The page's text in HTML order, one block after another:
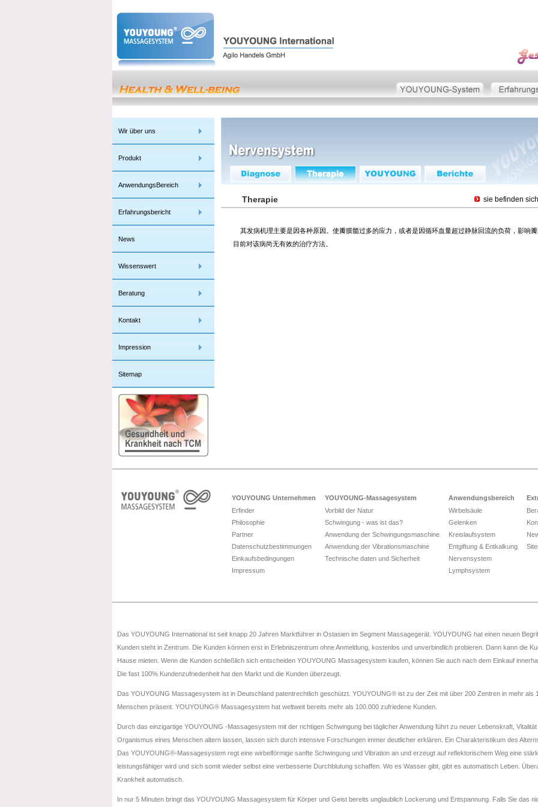
Wir über uns
Produkt
AnwendungsBereich
Erfahrungsbericht
News
Wissenswert
Beratung
Kontakt
Impression
Sitemap
sie befinden sich
Therapie
其发病机理主要是因各种原因。使瓣膜髓过多的应力，或者是因循环血量超过静脉回流的负荷，影响
目前对该病尚无有效的治疗方法。
YOUYOUNG Unternehmen
Erfinder
Philosophie
Partner
Datenschutzbestimmungen
Einkaufsbedingungen
Impressum
YOUYOUNG-Massagesystem
Vorbild der Natur
Schwingung - was ist das?
Anwendung der Schwingungsmaschine
Anwendung der Vibrationsmaschine
Technische daten und Sicherheit
Anwendungsbereich
Wirbelsäule
Gelenken
Kreislaufsystem
Entgiftung & Entkalkung
Nervensystem
Lymphsystem
Das YOUYOUNG International ist seit knapp 20 Jahren Marktführer in Ostasien im Segment Massagegerät. YOUYOUNG hat einen neuen
Kunden steht in Zentrum. Die Kunden können erst in Erlebniszentrum ohne Anmeldung, kostenlos und unverbindlich probieren. Dann kann die
Hause mieten. Wenn die Kunden schließlich sich entscheiden YOUYOUNG Massagesystem kaufen, können Sie auch nach dem Einkauf
Die fast 100% Kundenzufriedenheit hat den Markt und die Kunden überzeugt.
Das YOUYOUNG Massagesystem ist in Deutschland patentrechtlich geschützt. YOUYOUNG® ist zu der Zeit mit über 200 Zentren in mehr als
Menschen präsent. YOUYOUNG® Massagesystem hat weltweit bereits mehr als 100.000 zufriedene Kunden.
Durch das einzigartige YOUYOUNG -Massagesystem mit der richtigen Schwingung bei täglicher Anwendung führt zu neuer Lebenskraft,
Organismus eines Menschen altern lassen, lassen sich durch intensive Forschungen immer deutlicher erklären. Ein Charakteristikum des
Das YOUYOUNG®-Massagesystem regt eine wirbelförmige sanfte Schwingung und Vibration an und erzeugt auf reflektorischem Weg eine
leistungsfähiger wird und sich somit wieder selbst eine verbesserte Durchblutung schaffen. Wo es Wasser gibt, gibt es automatisch Leben.
Krankheit automatisch.
In nur 5 Minuten bringt das YOUYOUNG Massagesystem für Körper und Geist bereits unglaublich Lockerung und Entspannung. Falls Sie das